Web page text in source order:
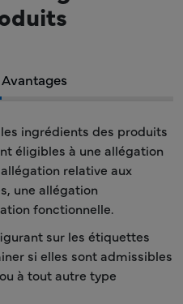
Avantages
ingrédients des produits
éligibles à une allégation
relative aux
une allégation
fonctionnelle.
sur les étiquettes
si elles sont admissibles
à tout autre type